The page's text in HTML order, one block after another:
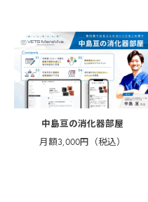
中島亘の消化器部屋
月額3,000円（税込）